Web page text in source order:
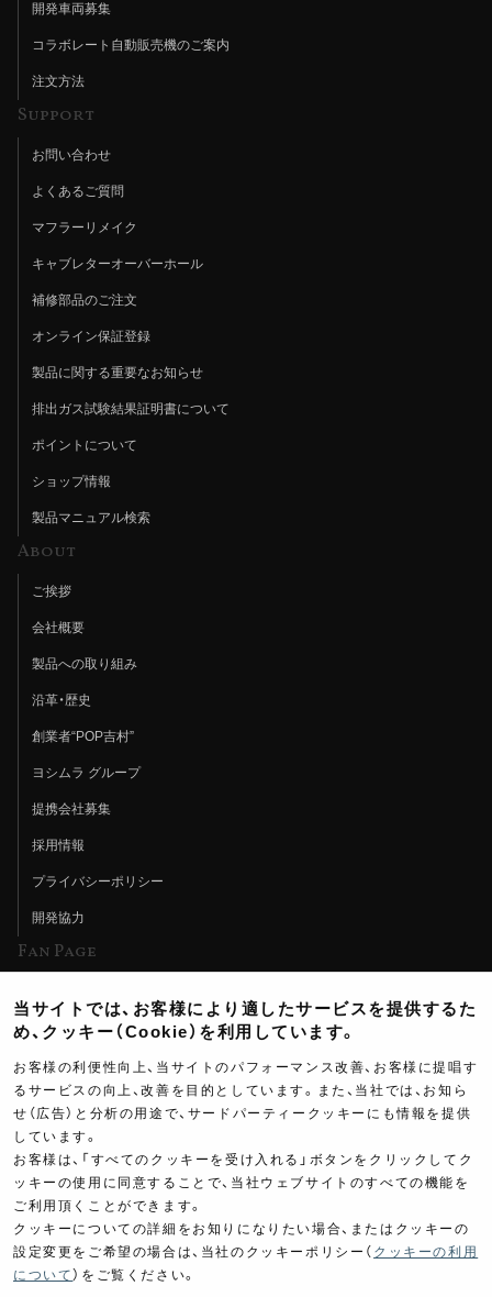
開発車両募集
コラボレート自動販売機のご案内
注文方法
Support
お問い合わせ
よくあるご質問
マフラーリメイク
キャブレターオーバーホール
補修部品のご注文
オンライン保証登録
製品に関する重要なお知らせ
排出ガス試験結果証明書について
ポイントについて
ショップ情報
製品マニュアル検索
About
ご挨拶
会社概要
製品への取り組み
沿革・歴史
創業者“POP吉村”
ヨシムラ グループ
提携会社募集
採用情報
プライバシーポリシー
開発協力
Fan Page
ヨシムラTV
イベント情報
イベントスケジュール
ツーリングブレイクタイム
製品ポスター
当サイトでは、お客様により適したサービスを提供するた
め、クッキー（Cookie）を利用しています。
お客様の利便性向上、当サイトのパフォーマンス改善、お客様に提唱す
るサービスの向上、改善を目的としています。また、当社では、お知ら
せ（広告）と分析の用途で、サードパーティークッキーにも情報を提供
しています。
お客様は、「すべてのクッキーを受け入れる」ボタンをクリックしてク
ッキーの使用に同意することで、当社ウェブサイトのすべての機能を
ご利用頂くことができます。
クッキーについての詳細をお知りになりたい場合、またはクッキーの
設定変更をご希望の場合は、当社のクッキーポリシー（ クッキーの利用
について ）をご覧ください。